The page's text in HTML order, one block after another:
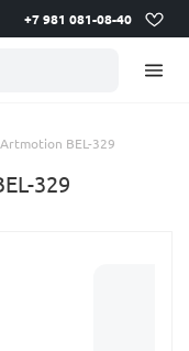
+7 981 081-08-40
Artmotion BEL-329
329